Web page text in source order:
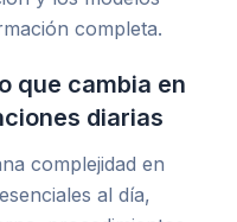
completa.
que cambia en
diarias
complejidad en
al día,